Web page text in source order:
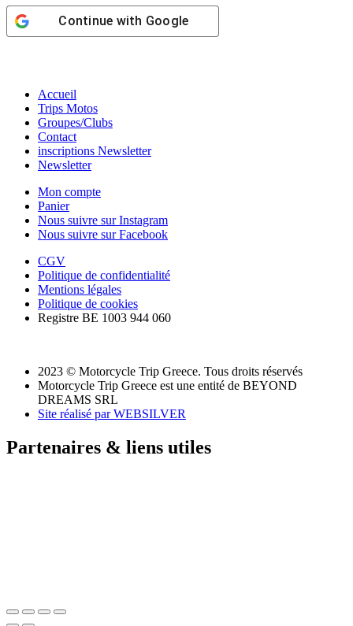
Continue with Google
Accueil
Trips Motos
Groupes/Clubs
Contact
inscriptions Newsletter
Newsletter
Mon compte
Panier
Nous suivre sur Instagram
Nous suivre sur Facebook
CGV
Politique de confidentialité
Mentions légales
Politique de cookies
Registre BE 1003 944 060
2023 © Motorcycle Trip Greece. Tous droits réservés
Motorcycle Trip Greece est une entité de BEYOND
DREAMS SRL
Site réalisé par WEBSILVER
Partenaires & liens utiles